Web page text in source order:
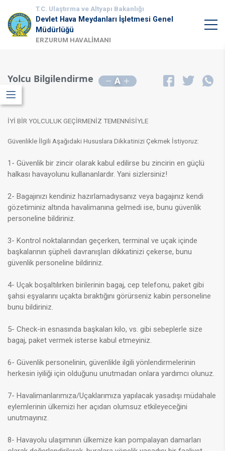
T.C. Ulaştırma ve Altyapı Bakanlığı
Devlet Hava Meydanları İşletmesi Genel
Müdürlüğü
ERZURUM HAVALİMANI
Yolcu Bilgilendirme A
İYİ BİR YOLCULUK GEÇİRMENİZ TEMENNİSİYLE
Güvenlikle İlgili Aşağıdaki Hususlara Dikkatinizi Çekmek İstiyoruz:
1 - Güvenlik bir zincir olarak kabul edilirse bu zincirin en güçlü
halkası havayolunu kullananlardır. Yani sizlersiniz!
2- Bagajınızı kendiniz hazırlamadıysanız veya bagajınız kendi
gözetiminiz altında havalimanına gelmedi ise, bunu güvenlik
personeline bildiriniz.
3- Kontrol noktalarından geçerken, terminal ve uçak içinde
başkalarının şüpheli davranışları dikkatinizi çekerse, bunu
güvenlik personeline bildiriniz.
4- Uçak boşaltılırken birilerinin bagaj, cep telefonu, paket gibi
şahsi eşyalarını uçakta bıraktığını görürseniz kabin personeline
bunu bildiriniz.
5- Check-in esnasında başkaları kilo, vs. gibi sebeplerle size
bagaj, paket vermek isterse kabul etmeyiniz.
6- Güvenlik personelinin, güvenlikle ilgili yönlendirmelerinin
herkesin iyiliği için olduğunu unutmadan onlara yardımcı olunuz.
7- Havalimanlarımıza/Uçaklarımıza yapılacak yasadışı müdahale
eylemlerinin ülkemizi her açıdan olumsuz etkileyeceğini
unutmayınız.
8- Havayolu ulaşımının ülkemize kan pompalayan damarları